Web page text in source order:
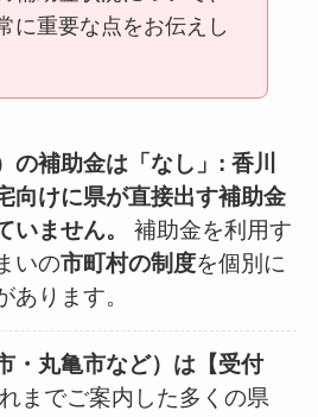
に重要な点をお伝えし
の補助金は「なし」: 香川
向けに県が直接出す補助金
いません。
補助金を利用す
いの市町村の制度を個別に
あります。
・丸亀市など）は【受付
までご案内した多くの県